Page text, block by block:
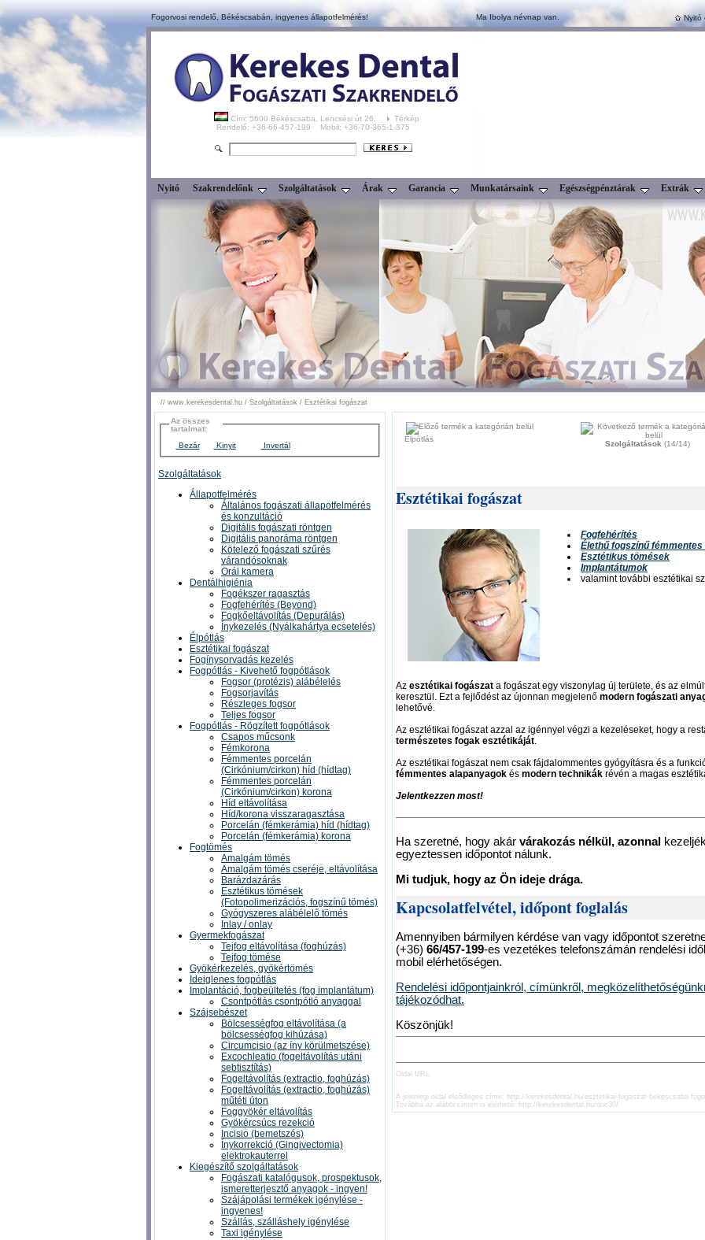
Fogorvosi rendelő, Békéscsabán,ingyenes állapotfelmérés! Ma Ibolya névnap van. Nyitó
Cím: 5600 Békéscsaba, Lencsési út 26.
Térkép
Rendelő: +36-66-457-199 Mobil: +36-70-365-1-375
Nyitó Szakrendelőnk Szolgáltatások Árak Garancia Munkatársaink Egészségpénztárak Extrák
// www.kerekesdental.hu / Szolgáltatások / Esztétikai fogászat
Az összes
tartalmat:
Bezár
Kinyit Invertál
Szolgáltatások
Állapotfelmérés
Általános fogászati állapotfelmérés
és konzultáció
Digitális fogászati röntgen
Digitális panoráma röntgen
Kötelező fogászati szűrés
várandósoknak
Orál kamera
Dentálhigiénia
Fogékszer ragasztás
Fogfehérítés (Beyond)
Fogkőeltávolítás (Depurálás)
Ínykezelés (Nyálkahártya ecsetelés)
Élpótlás
Esztétikai fogászat
Fogínysorvadás kezelés
Fogpótlás - Kivehető fogpótlások
Fogsor (protézis) alábélelés
Fogsorjavítás
Részleges fogsor
Teljes fogsor
Fogpótlás - Rögzített fogpótlások
Csapos műcsonk
Fémkorona
Fémmentes porcelán
(Cirkónium/cirkon) híd (hídtag)
Fémmentes porcelán
(Cirkónium/cirkon) korona
Híd eltávolítása
Híd/korona visszaragasztása
Porcelán (fémkerámia) híd (hídtag)
Porcelán (fémkerámia) korona
Fogtömés
Amalgám tömés
Amalgám tömés cseréje, eltávolítása
Barázdazárás
Esztétikus tömések
(Fotopolimerizációs, fogszínű tömés)
Gyógyszeres alábélelő tömés
Inlay / onlay
Gyermekfogászat
Tejfog eltávolítása (foghúzás)
Tejfog tömése
Gyökérkezelés, gyökértömés
Ideiglenes fogpótlás
Implantáció, fogbeültetés (fog implantátum)
Csontpótlás csontpótló anyaggal
Szájsebészet
Bölcsességfog eltávolítása (a
bölcsességfog kihúzása)
Circumcisio (az íny körülmetszése)
Excochleatio (fogeltávolítás utáni
sebtisztítás)
Fogeltávolítás (extractio, foghúzás)
Fogeltávolítás (extractio, foghúzás)
műtéti úton
Foggyökér eltávolítás
Gyökércsúcs rezekció
Incisio (bemetszés)
Ínykorrekció (Gingivectomia)
elektrokauterrel
Kiegészítő szolgáltatások
Fogászati katalógusok, prospektusok,
ismeretterjesztő anyagok - ingyen!
Szájápolási termékek igénylése -
ingyenes!
Szállás, szálláshely igénylése
Taxi igénylése
Élpótlás
Szolgáltatások (14/14)
Esztétikai fogászat
Fogfehérítés
Élethű fogszínű
Esztétikus tömések
Implantátumok
valamint további esztétikai
Az esztétikai fogászat a fogászat egy viszonylag új területe, és az
keresztül. Ezt a fejlődést az újonnan megjelenő modern fogászati
lehetővé.
Az esztétikai fogászat azzal az igénnyel végzi a kezeléseket, hogy a
természetes fogak esztétikáját
Az esztétikai fogászat nem csak fájdalommentes gyógyításra és a
fémmentes alapanyagok és modern technikák révén a magas
Jelentkezzen most!
Ha szeretné, hogy akár várakozás nélkül, azonnal
egyeztessen időpontot nálunk.
Mi tudjuk, hogy az Ön ideje drága.
Kapcsolatfelvétel, időpont foglalás
Amennyiben bármilyen kérdése van vagy időpontot
(+36) 66/457-199-es vezetékes telefonszámán rendelési
mobil elérhetőségen.
Rendelési időpontjainkról, címünkről,
tájékozódhat.
Köszönjük!
Oldal URL
A jelenlegi oldal elsődleges címe: http://kerekesdental.hu/esztetikai-fogaszat-bekescsaba-
Továbbá az alábbi címen is elérhető: http://kerekesdental.hu/doc30/